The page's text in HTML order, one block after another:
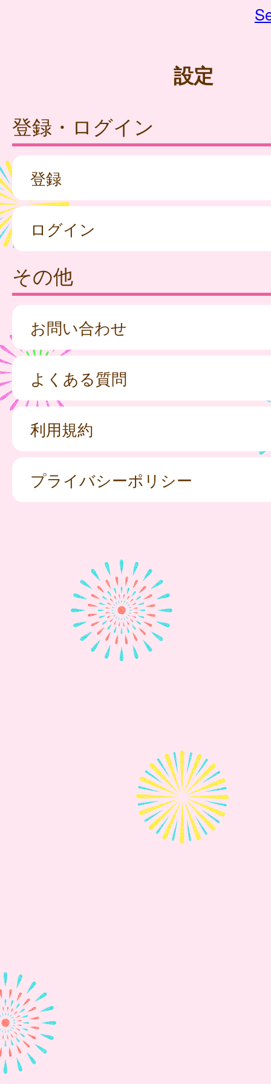
設定
登録・ログイン
登録
ログイン
その他
お問い合わせ
よくある質問
利用規約
プライバシーポリシー